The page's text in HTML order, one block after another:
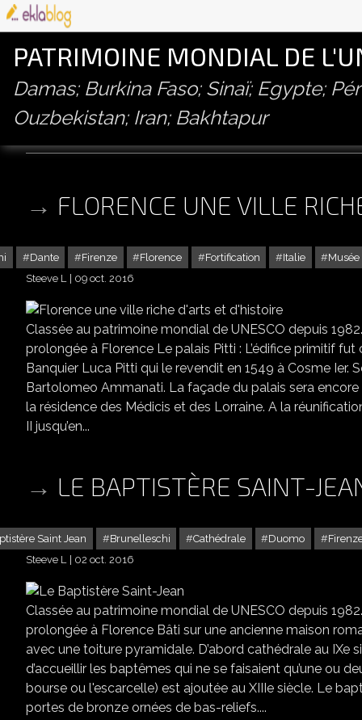
PATRIMOINE MONDIAL DE
Damas; Burkina Faso; Sinaï; Egypte;
Ouzbekistan; Iran; Bakhtapur
brunelleschi
FLORENCE UNE VILLE
Dante Firenze Florence Fortification Italie
Steeve L
09 oct. 2016
Classée au patrimoine mondial de UNESCO depuis
prolongée à Florence Le palais Pitti : L’édifice primitif
Banquier Luca Pitti qui le revendit en 1549 à Cosme
Bartolomeo Ammanati. La façade du palais sera
la résidence des Médicis et des Lorraine. A la
II jusqu’en...
LE BAPTISTÈRE SAINT-
Saint Jean Brunelleschi Cathédrale Duomo
Steeve L
02 oct. 2016
Classée au patrimoine mondial de UNESCO depuis
prolongée à Florence Bâti sur une ancienne maison
avec une toiture pyramidale. D’abord cathédrale au IXe
d’accueillir les baptêmes qui ne se faisaient qu’une ou
bourse ou l'escarcelle) est ajoutée au XIIIe siècle. Le
portes de bronze ornées de bas-reliefs....